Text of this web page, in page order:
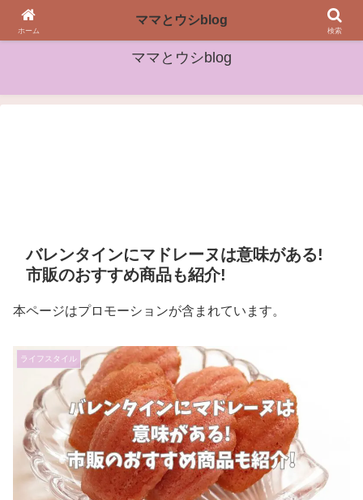
女性や子どもたちに役立つ情報をお届け
ママとウシblog
バレンタインにマドレーヌは意味がある!
市販のおすすめ商品も紹介!
本ページはプロモーションが含まれています。
ライフスタイル
ホーム
ママとウシblog
検索